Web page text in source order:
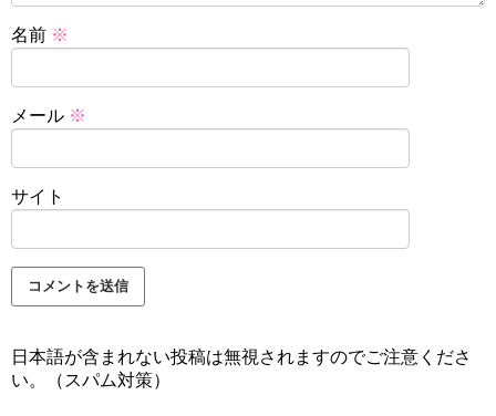
名前 ※
メール ※
サイト
日本語が含まれない投稿は無視されますのでご注意くださ
い。（スパム対策）